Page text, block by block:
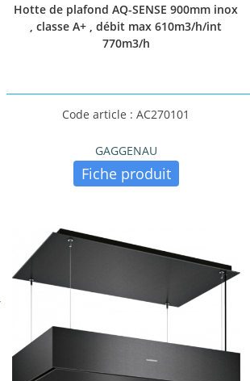
Hotte de plafond AQ-SENSE 900mm inox
, classe A+ , débit max 610m3/h/int
770m3/h
Code article : AC270101
GAGGENAU
Fiche produit